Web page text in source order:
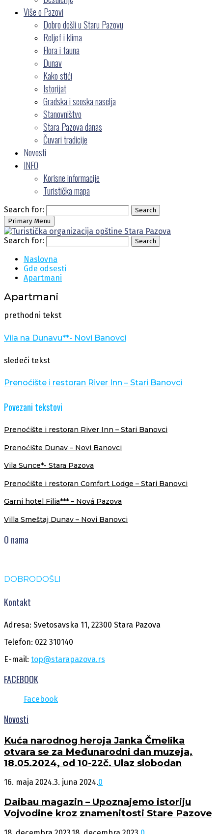
Više o Pazovi
Dobro došli u Staru Pazovu
Reljef i klima
Flora i fauna
Dunav
Kako stići
Istorijat
Gradska i seoska naselja
Stanovništvo
Stara Pazova danas
Čuvari tradicije
Novosti
INFO
Korisne informacije
Turistička mapa
Search for:
Search
Primary Menu
Search for: Search
Naslovna
Gde odsesti
Apartmani
Apartmani
prethodni tekst
Vila na Dunavu**- Novi Banovci
sledeći tekst
Prenoćište i restoran River Inn – Stari Banovci
Povezani tekstovi
Prenoćište i restoran River Inn – Stari Banovci
Prenoćište Dunav – Novi Banovci
Vila Sunce*- Stara Pazova
Prenoćište i restoran Comfort Lodge – Stari Banovci
Garni hotel Filia*** – Nová Pazova
Villa Smeštaj Dunav – Novi Banovci
O nama
DOBRODOŠLI
Kontakt
Adresa: Svetosavska 11, 22300 Stara Pazova
Telefon: 022 310140
E-mail: top@starapazova.rs
FACEBOOK
Facebook
Novosti
Kuća narodnog heroja Janka Čmelika
otvara se za Međunarodni dan muzeja,
18.05.2024, od 10-22č. Ulaz slobodan
16. maja 2024.3. juna 2024.0
Daibau magazin – Upoznajemo istoriju
Vojvodine kroz znamenitosti Stare Pazove